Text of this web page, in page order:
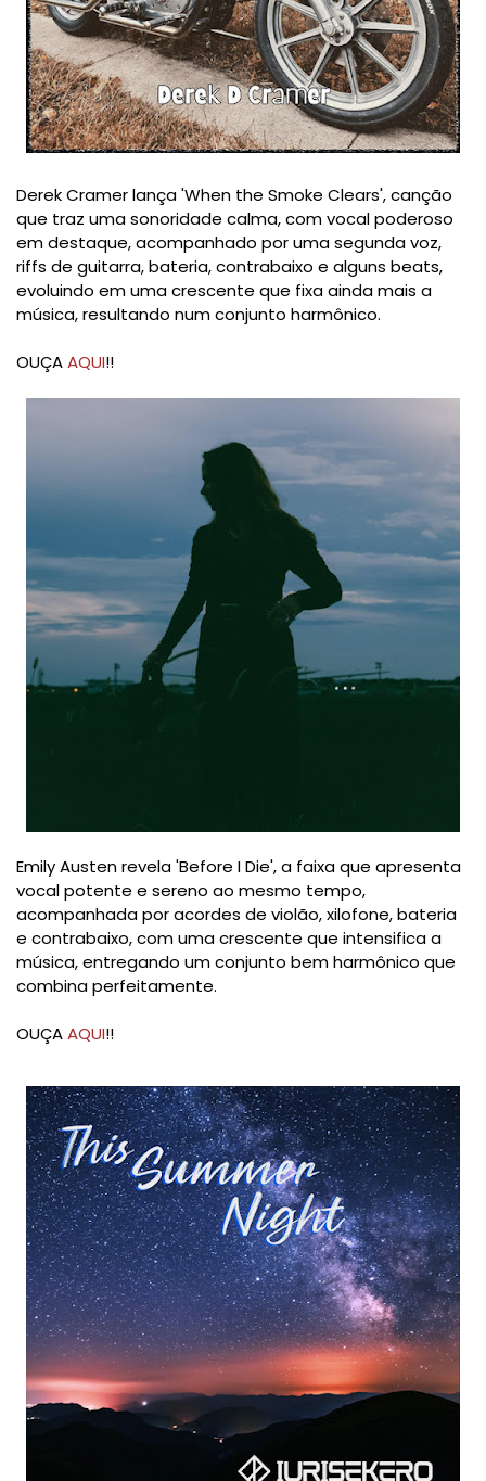
Derek Cramer lança 'When the Smoke Clears', canção
que traz uma sonoridade calma, com vocal poderoso
em destaque, acompanhado por uma segunda voz,
riffs de guitarra, bateria, contrabaixo e alguns beats,
evoluindo em uma crescente que fixa ainda mais a
música, resultando num conjunto harmônico.
OUÇAAQUI!!
Emily Austen revela 'Before I Die', a faixa que apresenta
vocal potente e sereno ao mesmo tempo,
acompanhada por acordes de violão, xilofone, bateria
e contrabaixo, com uma crescente que intensifica a
música, entregando um conjunto bem harmônico que
combina perfeitamente.
OUÇAAQUI!!